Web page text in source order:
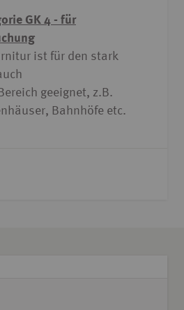
GK 4 - für
ist für den stark
geeignet, z.B.
Bahnhöfe etc.